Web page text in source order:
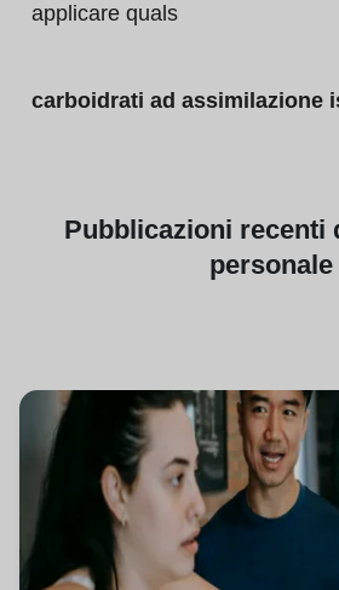
applicare quals
carboidrati ad assimilazione
Pubblicazioni recenti
personale